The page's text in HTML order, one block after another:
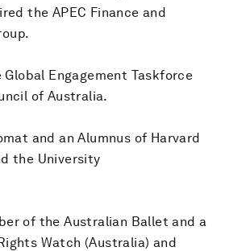
the APEC Finance and
Engagement Taskforce
of Australia.
and an Alumnus of Harvard
the University
of the Australian Ballet and a
Watch (Australia) and